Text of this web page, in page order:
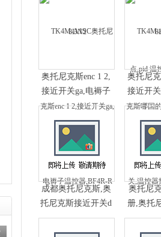
奥托尼克斯enc 1 2,
接近开关ga,电褥子
温控器,BF4R-R
奥托尼
接近开
器招聘
成都奥托尼克斯,奥
托尼克斯接近开关d
r732,开利风机盘管
温控器,BF3RX
奥托尼
册,奥托
开关 e2e
柜温